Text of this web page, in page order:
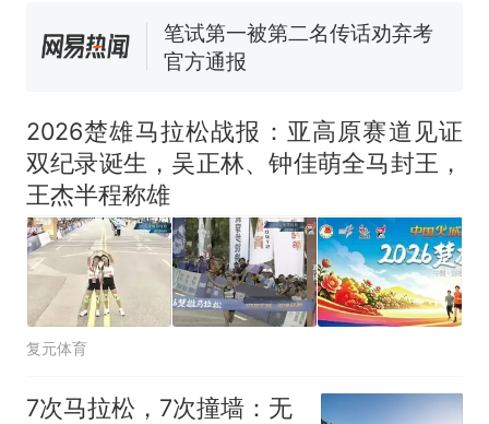
多地要求领导干部带头休假
么？
2026楚雄马拉松战报：亚高原赛道见证
双纪录诞生，吴正林、钟佳萌全马封王，
王杰半程称雄
复元体育
7次马拉松，7次撞墙：无